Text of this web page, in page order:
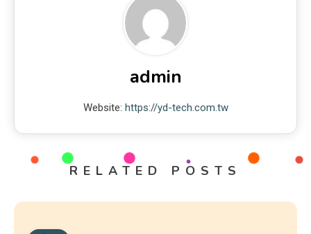
admin
Website: https://yd-tech.com.tw
RELATED POSTS